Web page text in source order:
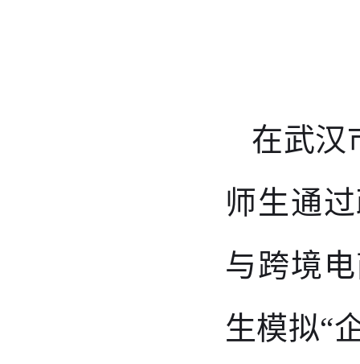
在武汉
师生通
与跨境
生模拟“